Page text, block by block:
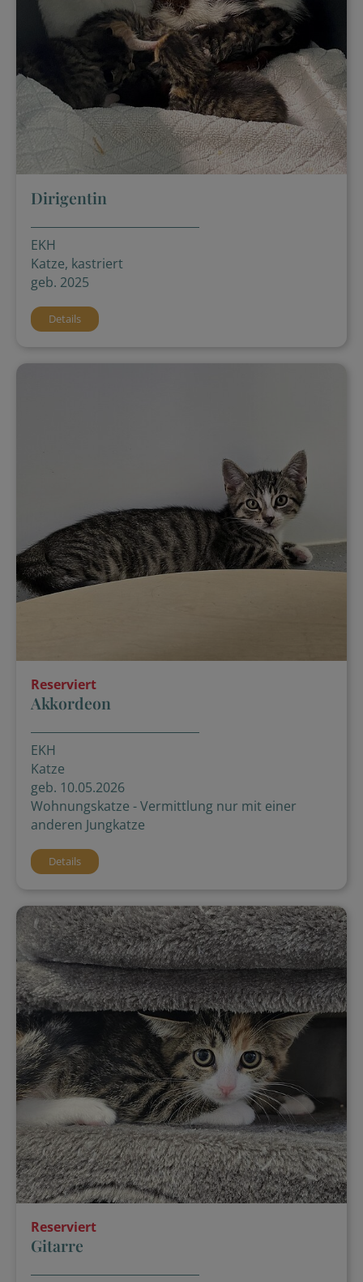
Dirigentin
EKH
Katze, kastriert
geb. 2025
Details
Reserviert
Akkordeon
EKH
Katze
geb. 10.05.2026
Wohnungskatze - Vermittlung nur mit einer
anderen Jungkatze
Details
Reserviert
Gitarre